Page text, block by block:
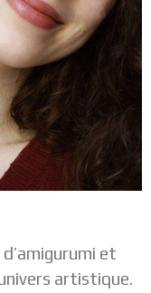
d’amigurumi et
artistique.